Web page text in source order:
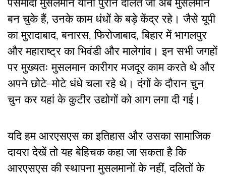
बन चुके हैं, उनके काम धंधों के बड़े केंद्र रहे। जैसे यूपी
का मुरादाबाद, बनारस, फिरोजाबाद, बिहार में भागलपुर
और महाराष्ट्र का भिवंडी और मालेगांव। इन सभी जगहों
पर मुख्यतः मुसलमान कारीगर मजदूर काम करते थे और
अपने छोटे-मोटे धंधे चला रहे थे। दंगों के दौरान चुन
चुन कर यहां के कुटीर उद्योगों को आग लगा दी गई।
यदि हम आरएसएस का इतिहास और उसका सामाजिक
दायरा देखें तो यह बेहिचक कहा जा सकता है कि
आरएसएस की स्थापना मुसलमानों के नहीं, दलितों के